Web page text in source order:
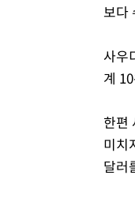
보다
사우
계
한편
미치
달러